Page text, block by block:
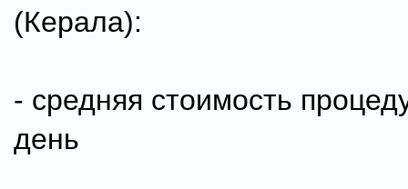
(Керала):
- средняя стоимость
день